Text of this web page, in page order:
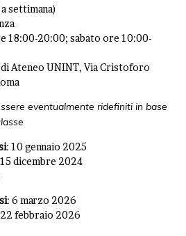
settimana)
18:00-20:00; sabato ore 10:00-
Ateneo UNINT, Via Cristoforo
eventualmente ridefiniti in base
: 10 gennaio 2025
dicembre 2024
: 6 marzo 2026
febbraio 2026